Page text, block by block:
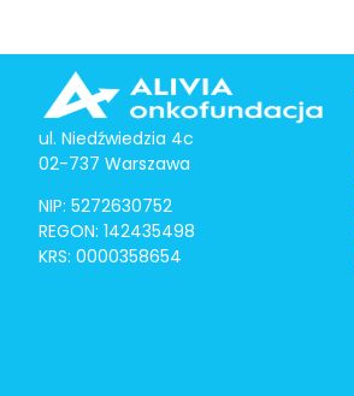
ul. Niedźwiedzia 4c
02-737 Warszawa
NIP: 5272630752
REGON: 142435498
KRS: 0000358654